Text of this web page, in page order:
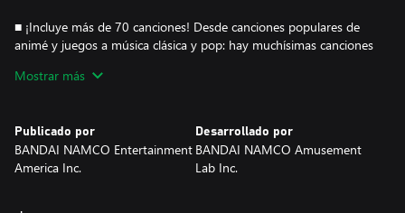
■ ¡Incluye más de 70 canciones! Desde canciones populares de
animé y juegos a música clásica y pop: hay muchísimas canciones
personalización, como atuendos para el protagonista de Taiko no
Tatsujin, Don-chan. También puedes obtener más cosas
personalizables: títulos, placas y saludos para usar en batallas
Mostrar más
Publicado por
BANDAI NAMCO Entertainment
America Inc.
Desarrollado por
BANDAI NAMCO Amusement
Lab Inc.